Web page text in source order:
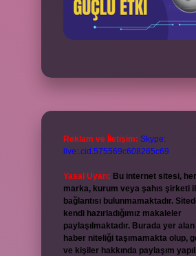
Reklam ve İletişim: Skype:
live:.cid.575569c608265c69
Yasal Uyarı: Bu internet sitesi,
marka, kurum veya şahıs şirketi
bağlantısı bulunmamaktadır.
kendi hazırladığımız makaleler
paylaşılmaktadır. Burada yer
haber niteliği taşımamakta olup,
ve kişiler hakkında paylaşım